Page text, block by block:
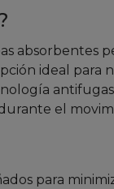
absorbentes
ideal para
antifugas
el
para